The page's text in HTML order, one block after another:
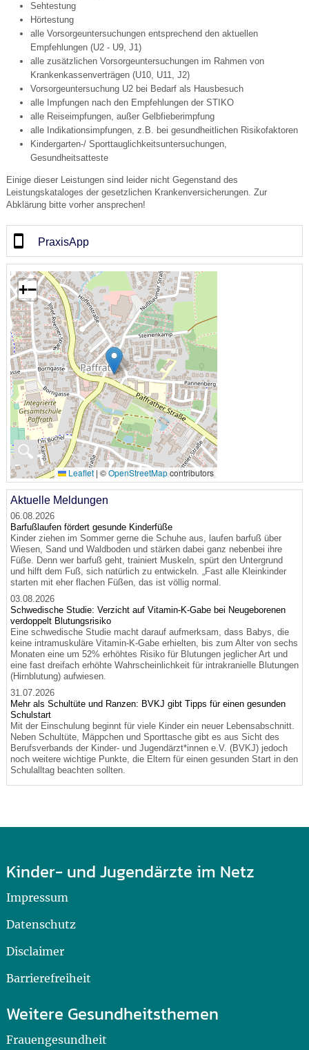
Sehtestung
Hörtestung
alle Vorsorgeuntersuchungen entsprechend den aktuellen
Empfehlungen (U2 - U9, J1)
alle zusätzlichen Vorsorgeuntersuchungen im Rahmen von
Krankenkassenverträgen (U10, U11, J2)
Vorsorgeuntersuchung U2 bei Bedarf als Hausbesuch
alle Impfungen nach den Empfehlungen der STIKO
alle Reiseimpfungen, außer Gelbfieberimpfung
alle Indikationsimpfungen, z.B. bei gesundheitlichen Risikofaktoren
Kindergarten-/ Sporttauglichkeitsuntersuchungen,
Gesundheitsatteste
Einige dieser Leistungen sind leider nicht Gegenstand des
Leistungskataloges der gesetzlichen Krankenversicherungen. Zur
Abklärung bitte vorher ansprechen!
PraxisApp
🔍
+−
Leaflet| ©OpenStreetMapcontributors
Aktuelle Meldungen
06.08.2026
Barfußlaufen fördert gesunde Kinderfüße
Kinder ziehen im Sommer gerne die Schuhe aus, laufen barfuß über
Wiesen, Sand und Waldboden und stärken dabei ganz nebenbei ihre
Füße. Denn wer barfuß geht, trainiert Muskeln, spürt den Untergrund
und hilft dem Fuß, sich natürlich zu entwickeln. „Fast alle Kleinkinder
starten mit eher flachen Füßen, das ist völlig normal.
03.08.2026
Schwedische Studie: Verzicht auf Vitamin-K-Gabe bei Neugeborenen
verdoppelt Blutungsrisiko
Eine schwedische Studie macht darauf aufmerksam, dass Babys, die
keine intramuskuläre Vitamin-K-Gabe erhielten, bis zum Alter von sechs
Monaten eine um 52% erhöhtes Risiko für Blutungen jeglicher Art und
eine fast dreifach erhöhte Wahrscheinlichkeit für intrakranielle Blutungen
(Hirnblutung) aufwiesen.
31.07.2026
Mehr als Schultüte und Ranzen: BVKJ gibt Tipps für einen gesunden
Schulstart
Mit der Einschulung beginnt für viele Kinder ein neuer Lebensabschnitt.
Neben Schultüte, Mäppchen und Sporttasche gibt es aus Sicht des
Berufsverbands der Kinder- und Jugendärzt*innen e.V. (BVKJ) jedoch
noch weitere wichtige Punkte, die Eltern für einen gesunden Start in den
Schulalltag beachten sollten.
Kinder- und Jugendärzte im Netz
Impressum
Datenschutz
Disclaimer
Barrierefreiheit
Weitere Gesundheitsthemen
Frauengesundheit